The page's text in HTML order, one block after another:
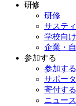
研修
研修
サステ
学校向
企業・
参加する
参加する
サポー
寄付する
ニュー